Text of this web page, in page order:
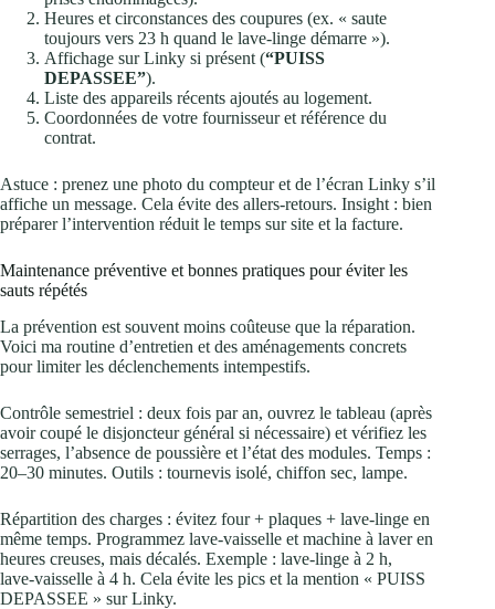
Heures et circonstances des coupures (ex. « saute
toujours vers 23 h quand le lave‑linge démarre »).
Affichage sur Linky si présent (“PUISS
DEPASSEE”).
Liste des appareils récents ajoutés au logement.
Coordonnées de votre fournisseur et référence du
contrat.
Astuce : prenez une photo du compteur et de l’écran Linky s’il
affiche un message. Cela évite des allers‑retours. Insight : bien
préparer l’intervention réduit le temps sur site et la facture.
Maintenance préventive et bonnes pratiques pour éviter les
sauts répétés
La prévention est souvent moins coûteuse que la réparation.
Voici ma routine d’entretien et des aménagements concrets
pour limiter les déclenchements intempestifs.
Contrôle semestriel : deux fois par an, ouvrez le tableau (après
avoir coupé le disjoncteur général si nécessaire) et vérifiez les
serrages, l’absence de poussière et l’état des modules. Temps :
20–30 minutes. Outils : tournevis isolé, chiffon sec, lampe.
Répartition des charges : évitez four + plaques + lave‑linge en
même temps. Programmez lave‑vaisselle et machine à laver en
heures creuses, mais décalés. Exemple : lave‑linge à 2 h,
lave‑vaisselle à 4 h. Cela évite les pics et la mention « PUISS
DEPASSEE » sur Linky.